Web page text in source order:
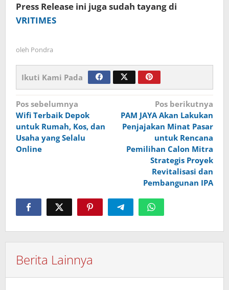
Press Release ini juga sudah tayang di
VRITIMES
oleh Pondra
Ikuti Kami Pada
Navigasi
pos
Pos sebelumnya
Wifi Terbaik Depok
untuk Rumah, Kos, dan
Usaha yang Selalu
Online
Pos berikutnya
PAM JAYA Akan Lakukan
Penjajakan Minat Pasar
untuk Rencana
Pemilihan Calon Mitra
Strategis Proyek
Revitalisasi dan
Pembangunan IPA
Berita Lainnya